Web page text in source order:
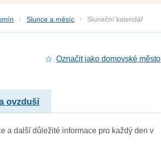
Slunce a měsíc Sluneční kalendář
Označit jako domovské město
ovzduší
a další důležité informace pro každý den v